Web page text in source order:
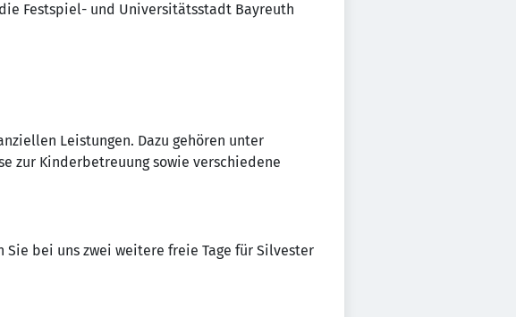
Festspiel- und Universitätsstadt Bayreuth
Leistungen. Dazu gehören unter
zur Kinderbetreuung sowie verschiedene
bei uns zwei weitere freie Tage für Silvester